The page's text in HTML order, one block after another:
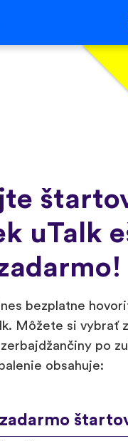
uTalk
bezplatne
Môžete si vybrať
po
obsahuje: